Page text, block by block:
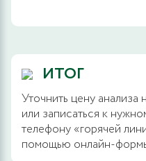
ИТОГ
Уточнить цену
или записаться к
телефону «горячей
помощью онлайн-